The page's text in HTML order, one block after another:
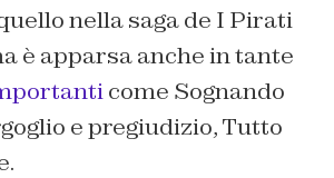
nella saga de I Pirati
è apparsa anche in tante
come Sognando
e pregiudizio,Tutto
.